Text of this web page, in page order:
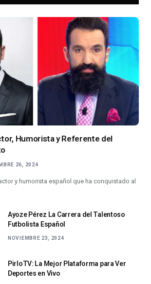
Humorista y Referente del
26, 2024
y humorista español que ha conquistado al
Ayoze Pérez La Carrera del Talentoso
Futbolista Español
NOVIEMBRE 23, 2024
PirloTV: La Mejor Plataforma para Ver
Deportes en Vivo